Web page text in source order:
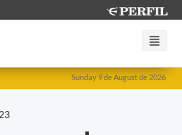
Sunday 9 de August de 2026